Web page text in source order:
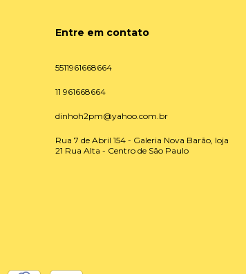
Entre em contato
5511961668664
11 961668664
dinhoh2pm@yahoo.com.br
Rua 7 de Abril 154 - Galeria Nova Barão, loja
21 Rua Alta - Centro de São Paulo